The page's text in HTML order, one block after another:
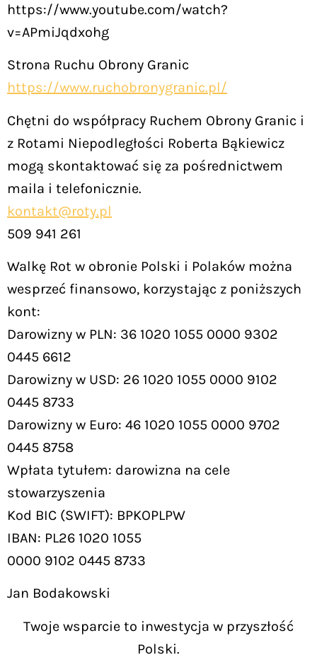
https://www.youtube.com/watch?
v=APmiJqdxohg
Strona Ruchu Obrony Granic
https://www.ruchobronygranic.pl/
Chętni do współpracy Ruchem Obrony Granic i
z Rotami Niepodległości Roberta Bąkiewicz
mogą skontaktować się za pośrednictwem
maila i telefonicznie.
kontakt@roty.pl
509 941 261
Walkę Rot w obronie Polski i Polaków można
wesprzeć finansowo, korzystając z poniższych
kont:
Darowizny w PLN: 36 1020 1055 0000 9302
0445 6612
Darowizny w USD: 26 1020 1055 0000 9102
0445 8733
Darowizny w Euro: 46 1020 1055 0000 9702
0445 8758
Wpłata tytułem: darowizna na cele
stowarzyszenia
Kod BIC (SWIFT): BPKOPLPW
IBAN: PL26 1020 1055
0000 9102 0445 8733
Jan Bodakowski
Twoje wsparcie to inwestycja w przyszłość
Polski.